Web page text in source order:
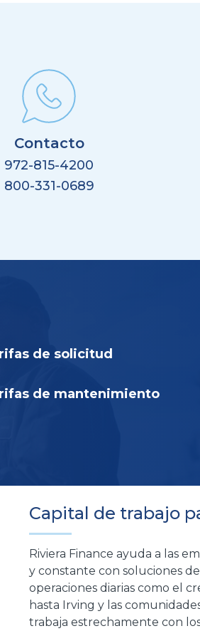
Contacto
972-815-4200
800-331-0689
de solicitud
de mantenimiento
Capital de trabajo
Riviera Finance ayuda a las
y constante con soluciones
operaciones diarias como el
hasta Irving y las
trabaja estrechamente con